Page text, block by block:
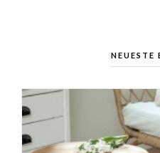
NEUESTE